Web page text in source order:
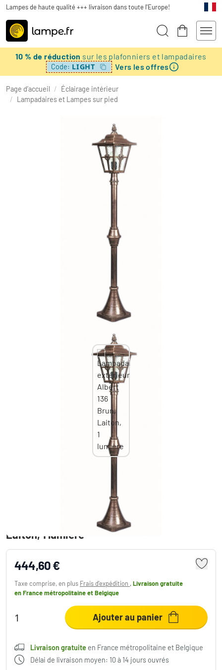
Lampes de haute qualité +++ livraison dans toute l'Europe!
10 % de réduction sur les plafonniers et lampadaires
Code: LIGHT Vers les offres
Page d’accueil / Éclairage intérieur
/ Lampadaires et Lampes sur pied
Lampadaire extérieur Albert 136 Brun,
Laiton, 1 lumière
444,60 €
Taxe comprise, en plus Frais d'expédition ,Livraison gratuite
en France métropolitaine et Belgique
Ajouter au panier
Livraison gratuite en France métropolitaine et Belgique
Délai de livraison moyen: 10 à 14 jours ouvrés